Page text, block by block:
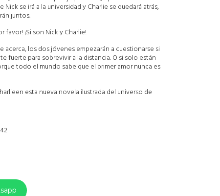
se irá a la universidad y Charlie se quedará atrás,
juntos.
favor! ¡Si son Nick y Charlie!
acerca, los dos jóvenes empezarán a cuestionarse si
fuerte para sobrevivir a la distancia. O si solo están
todo el mundo sabe que el primer amor nunca es
esta nueva novela ilustrada del universo de